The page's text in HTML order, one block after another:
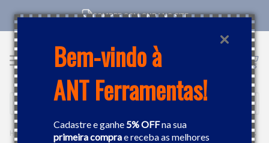
Bem-vindo à
ANT Ferramentas!
Cadastre e ganhe5% OFFna sua
primeira comprae receba as melhores
COMPRE COM CNPJ NO SITE
Buscar
FERRAMENTAS MANUAIS CHAVES CHAVE AJUSTÁVEL 12" GEDORE 028314